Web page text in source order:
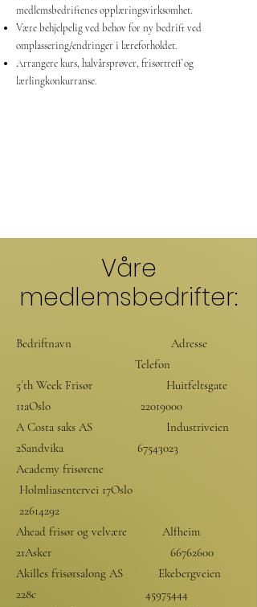
medlemsbedriftenes opplæringsvirksomhet.
Være behjelpelig ved behov for ny bedrift ved
omplassering/endringer i læreforholdet.
Arrangere kurs, halvårsprøver, frisørtreff og
lærlingkonkurranse.
Våre
medlemsbedrifter:
Bedriftnavn Adresse
Telefon
5´th Week Frisør Huitfeltsgate
11aOslo 22019000
A Costa saks AS Industriveien
2Sandvika 67543023
Academy frisørene
Holmliasentervei 17Oslo
22614292
Ahead frisør og velvære Alfheim
21Asker 66762600
Akilles frisørsalong AS Ekebergveien
228c 45975444